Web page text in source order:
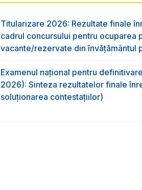
Titularizare 2026: Rezultate finale
cadrul concursului pentru
vacante/rezervate din învăţământul
Examenul național pentru
2026): Sinteza rezultatelor finale
soluționarea contestațiilor)